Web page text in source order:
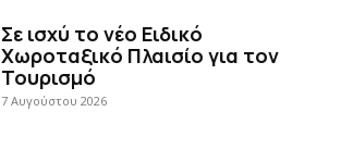
Σε ισχύ το νέο Ειδικό
Χωροταξικό Πλαισίο για τον
Τουρισμό
7 Αυγούστου 2026